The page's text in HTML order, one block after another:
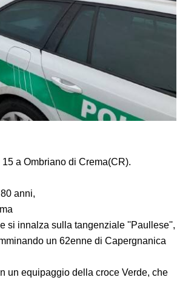
a Ombriano di Crema(CR).
anni,
si innalza sulla tangenziale ''Paullese'',
un 62enne di Capergnanica
un equipaggio della croce Verde, che